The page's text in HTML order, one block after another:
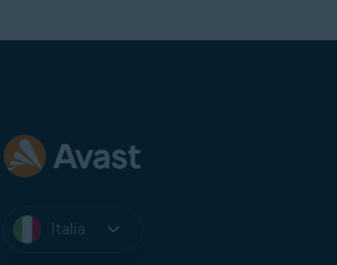
Italia